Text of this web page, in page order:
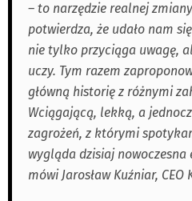
– to narzędzie realnej
potwierdza, że udało nam
nie tylko przyciąga uwagę,
uczy. Tym razem
główną historię z różnymi
Wciągającą, lekką, a
zagrożeń, z którymi
wygląda dzisiaj nowoczesna
mówi Jarosław Kuźniar, CEO